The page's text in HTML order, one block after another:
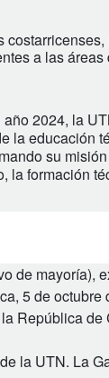
a las
2024, la
la educación
su
la formación
de mayoría),
5 de octubre
República
la UTN. La